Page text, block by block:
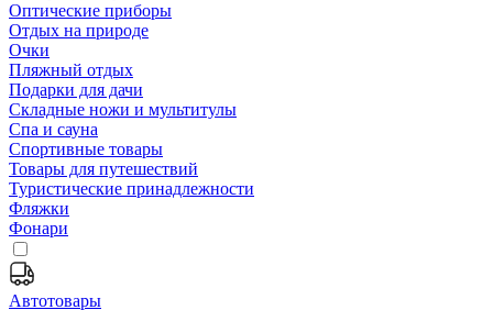
Оптические приборы
Отдых на природе
Очки
Пляжный отдых
Подарки для дачи
Складные ножи и мультитулы
Спа и сауна
Спортивные товары
Товары для путешествий
Туристические принадлежности
Фляжки
Фонари
Автотовары